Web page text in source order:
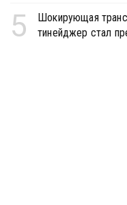
5
Шокирующая
тинейджер стал